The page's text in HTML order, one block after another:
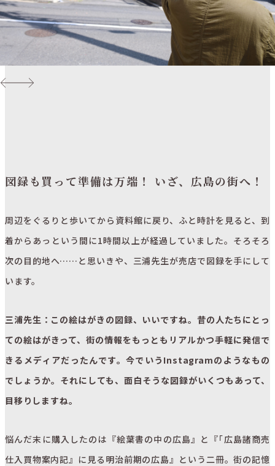
図録も買って準備は万端！ いざ、広島の街へ！
周辺をぐるりと歩いてから資料館に戻り、ふと時計を見ると、到
着からあっという間に1時間以上が経過していました。そろそろ
次の目的地へ……と思いきや、三浦先生が売店で図録を手にして
います。
三浦先生：この絵はがきの図録、いいですね。昔の人たちにとっ
ての絵はがきって、街の情報をもっともリアルかつ手軽に発信で
きるメディアだったんです。今でいうInstagramのようなもの
でしょうか。それにしても、面白そうな図録がいくつもあって、
目移りしますね。
悩んだ末に購入したのは『絵葉書の中の広島』と『｢広島諸商売
仕入買物案内記』に見る明治前期の広島』という二冊。街の記憶